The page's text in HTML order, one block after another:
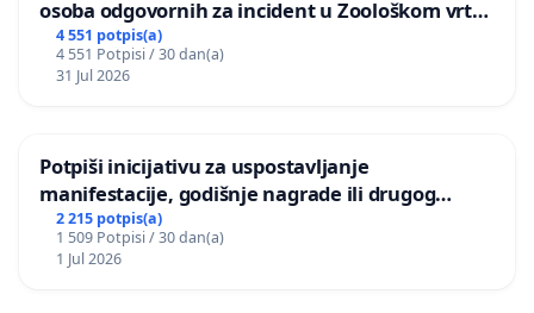
osoba odgovornih za incident u Zoološkom vrtu
Grada Zagreba
4 551 potpis(a)
4 551 Potpisi / 30 dan(a)
31 Jul 2026
Potpiši inicijativu za uspostavljanje
manifestacije, godišnje nagrade ili drugog
javnog događaja „Edin Avdić“ u Sarajevu
2 215 potpis(a)
1 509 Potpisi / 30 dan(a)
1 Jul 2026